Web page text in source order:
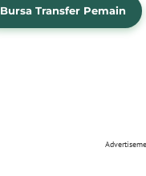
Bursa Transfer Pemain